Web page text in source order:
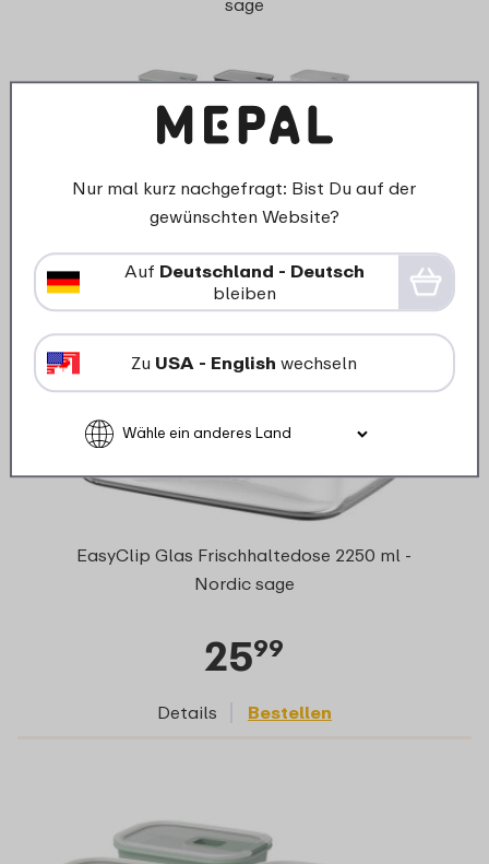
sage
3 Farben
18 99
Details Bestellen
EasyClip Glas Frischhaltedose 2250 ml -
Nordic sage
2599
Details Bestellen
Nur mal kurz nachgefragt: Bist Du auf der
gewünschten Website?
Auf Deutschland - Deutsch
bleiben
Zu USA - English wechseln